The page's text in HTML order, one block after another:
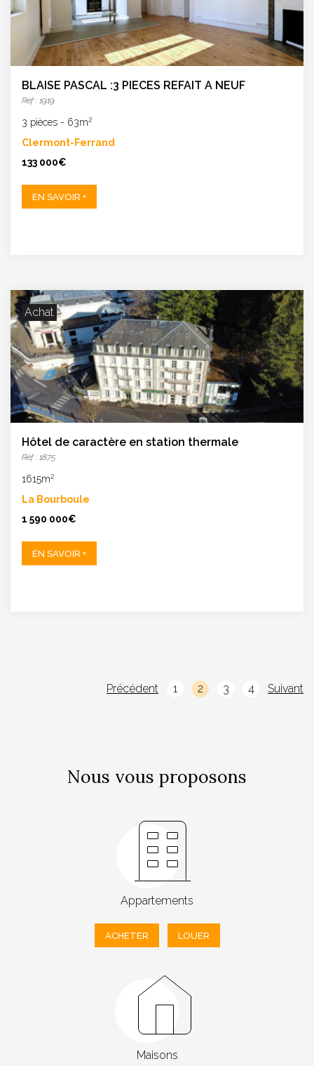
BLAISE PASCAL :3 PIECES REFAIT A NEUF
Réf : 1919
3 pièces - 63m2
Clermont-Ferrand
133 000€
EN SAVOIR +
Achat
Hôtel de caractère en station thermale
Réf : 1875
1615m2
La Bourboule
1 590 000€
EN SAVOIR +
Précédent 1 2 3 4 Suivant
Nous vous proposons
Appartements
ACHETER LOUER
Maisons